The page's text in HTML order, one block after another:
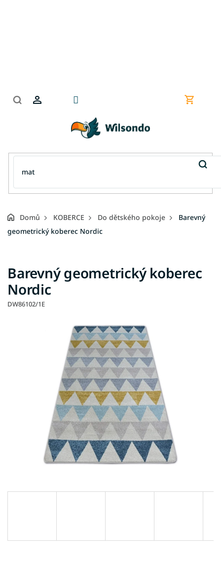
Nákupní
Domů KOBERCE Do dětského pokoje
Barevný
geometrický koberec Nordic
Barevný geometrický koberec
Nordic
DW86102/1E